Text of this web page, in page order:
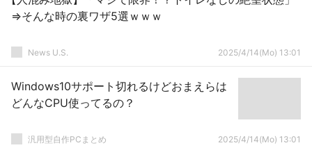
⇒そんな時の裏ワザ5選ｗｗｗ
News U.S. 2025/4/14(Mo) 13:01
Windows10サポート切れるけどおまえらは
どんなCPU使ってるの？
汎用型自作PCまとめ 2025/4/14(Mo) 13:01